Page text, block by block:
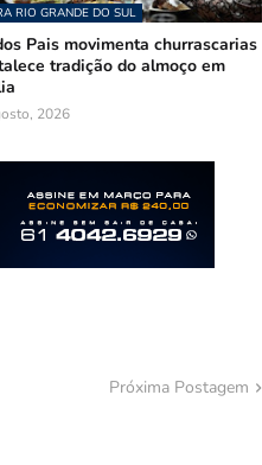
RIO GRANDE DO SUL
Pais movimenta churrascarias
tradição do almoço em
2026
Próxima Postagem